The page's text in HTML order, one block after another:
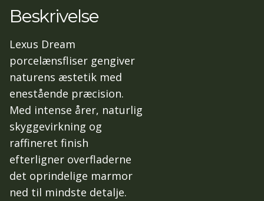
Beskrivelse
Lexus Dream
porcelænsfliser gengiver
naturens æstetik med
enestående præcision.
Med intense årer, naturlig
skyggevirkning og
raffineret finish
efterligner overfladerne
det oprindelige marmor
ned til mindste detalje.